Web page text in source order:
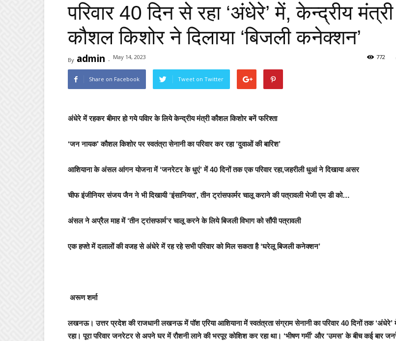
परिवार 40 दिन से रहा ‘अंधेरे’ में, केन्द्रीय मंत्री
कौशल किशोर ने दिलाया ‘बिजली कनेक्शन’
By admin - May 14, 2023 772
Share on Facebook Tweet on Twitter
अंधेरे में रहकर बीमार हो गये पविार के लिये केन्द्रीय मंत्री कौशल किशोर बनें फरिश्ता
‘जन नायक’ कौशल किशोर पर स्वतंत्रा सेनानी का परिवार कर रहा ‘दुवाओं की बारिश’
आशियाना के अंसल आंगन योजना में ‘जनरेटर के धुएं’ में 40 दिनों तक एक परिवार रहा,जहरीली धुआं ने दिखाया असर
चीफ इंजीनियर संजय जैन ने भी दिखायी ‘इंसानियत’, तीन ट्रांसफार्मर चालू कराने की पत्रावली भेजी एम डी को…
अंसल ने अप्रैल माह में ‘तीन ट्रांसफार्म’र चालू करने के लिये बिजली विभाग को सौंपी पत्रावली
एक हफ्ते में दलालों की वजह से अंधेरे में रह रहे सभी परिवार को मिल सकता है ‘घरेलू बिजली कनेक्शन’
अरूण शर्मा
लखनऊ। उत्तर प्रदेश की राजधानी लखनऊ में पॉश एरियाआशियाना में स्वतंत्रता संग्राम सेनानी का परिवार 40 दिनों तक ‘अंधेरे’
रहा।पूरा परिवार जनरेटर से अपने घर में रौशनी लाने की भरपूर कोशिश कर रहा था। ‘भीषण गर्मी’ और ‘उमस’के बीच कई बार